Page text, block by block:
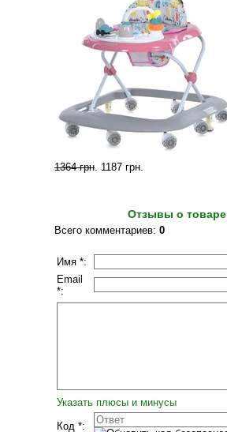
1364 грн. 1187 грн.
Отзывы о товаре
Всего комментариев: 0
Имя *:
Email
*:
Указать плюсы и минусы
Код *: